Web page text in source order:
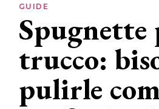
Lifestyle
News
GUIDE
Spugnette
trucco:
pulirle